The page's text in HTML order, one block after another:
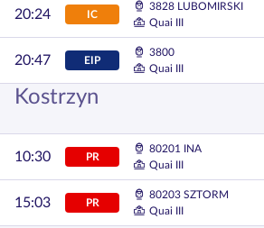
20:24 IC
3828 LUBOMIRSKI
Quai III
20:47 EIP
3800
Quai III
Kostrzyn
10:30 PR
80201 INA
Quai III
15:03 PR
80203 SZTORM
Quai III